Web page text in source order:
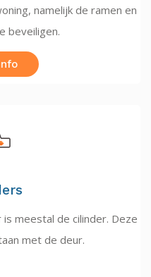
namelijk de ramen en
beveiligen.
is meestal de cilinder. Deze
met de deur.